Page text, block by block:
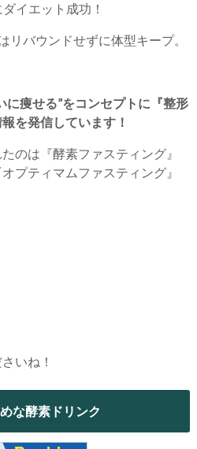
イエット成功！
リバウンドせずに体型キープ。
に痩せる”をコンセプトに『整形
を発信しています！
のは『酵素ファスティング』
プティマムファスティング』
いね！
な酵素ドリンク